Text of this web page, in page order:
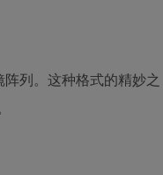
列。这种格式的精妙之